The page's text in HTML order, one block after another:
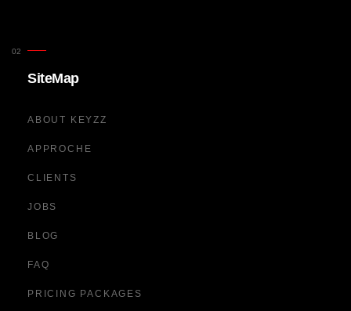
SiteMap
ABOUT KEYZZ
APPROCHE
CLIENTS
JOBS
BLOG
FAQ
PRICING PACKAGES